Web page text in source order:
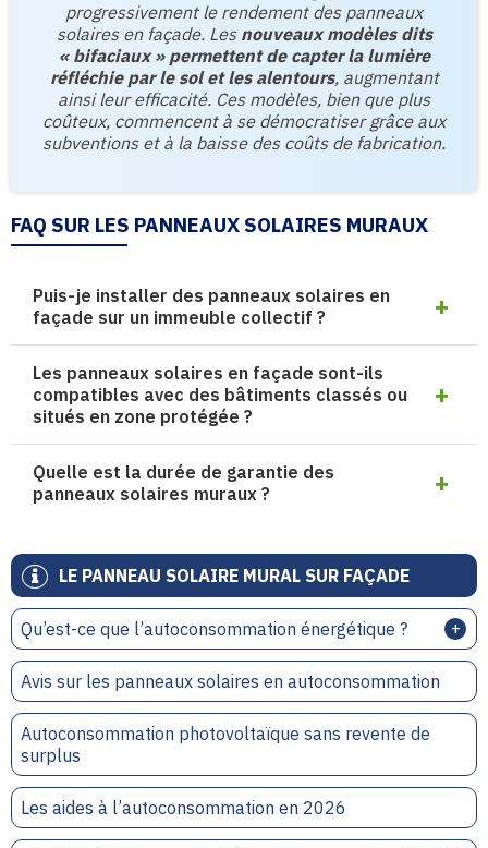
LE PANNEAU SOLAIRE MURAL SUR FAÇADE
Qu’est-ce que l’autoconsommation énergétique ?
Avis sur les panneaux solaires en autoconsommation
Autoconsommation photovoltaïque sans revente de
surplus
Les aides à l’autoconsommation en 2026
progressivement le rendement des panneaux
solaires en façade. Les nouveaux modèles dits
« bifaciaux » permettent de capter la lumière
réfléchie par le sol et les alentours, augmentant
ainsi leur efficacité. Ces modèles, bien que plus
coûteux, commencent à se démocratiser grâce aux
subventions et à la baisse des coûts de fabrication.
FAQ SUR LES PANNEAUX SOLAIRES MURAUX
Puis-je installer des panneaux solaires en
façade sur un immeuble collectif ?
Les panneaux solaires en façade sont-ils
compatibles avec des bâtiments classés ou
situés en zone protégée ?
Quelle est la durée de garantie des
panneaux solaires muraux ?